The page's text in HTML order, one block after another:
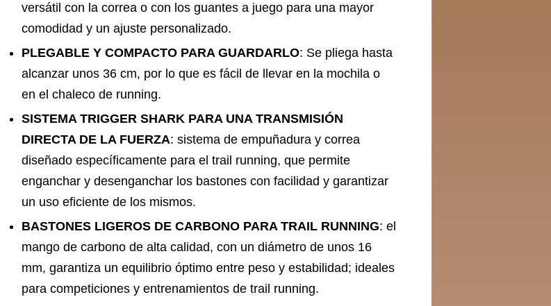
versátil con la correa o con los guantes a juego para una mayor
comodidad y un ajuste personalizado.
PLEGABLE Y COMPACTO PARA GUARDARLO: Se pliega hasta
alcanzar unos 36 cm, por lo que es fácil de llevar en la mochila o
en el chaleco de running.
SISTEMA TRIGGER SHARK PARA UNA TRANSMISIÓN
DIRECTA DE LA FUERZA: sistema de empuñadura y correa
diseñado específicamente para el trail running, que permite
enganchar y desenganchar los bastones con facilidad y garantizar
un uso eficiente de los mismos.
BASTONES LIGEROS DE CARBONO PARA TRAIL RUNNING: el
mango de carbono de alta calidad, con un diámetro de unos 16
mm, garantiza un equilibrio óptimo entre peso y estabilidad; ideales
para competiciones y entrenamientos de trail running.